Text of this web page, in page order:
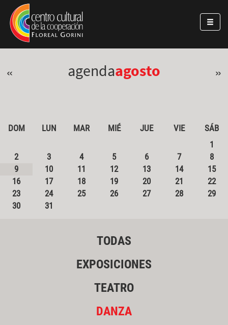
Pasar al contenido principal
Jump to main content
« agendaagosto »
DOM LUN MAR MIÉ JUE VIE
SÁB
1
2
3 4 5 6 7
8
9
10 11 12 13 14
15
16
17 18 19 20 21
22
23
24 25 26 27 28
29
30
31
TODAS
EXPOSICIONES
TEATRO
DANZA